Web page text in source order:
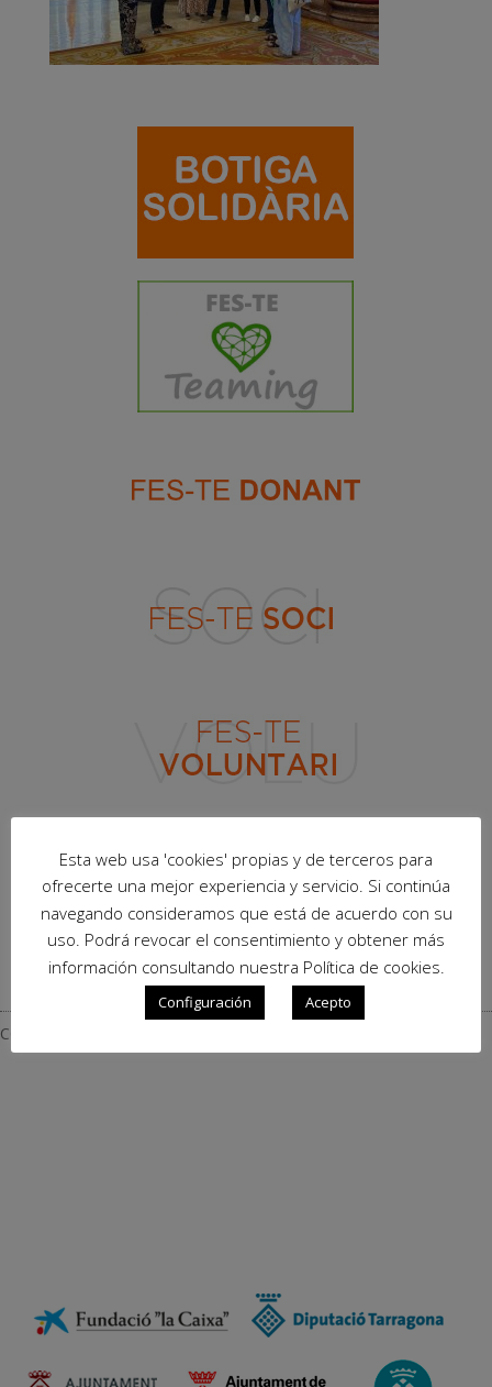
COLABORADORES – COL·LABORADORS
Esta web usa 'cookies' propias y de terceros para
ofrecerte una mejor experiencia y servicio. Si continúa
navegando consideramos que está de acuerdo con su
uso. Podrá revocar el consentimiento y obtener más
información consultando nuestra Política de cookies.
Configuración Acepto